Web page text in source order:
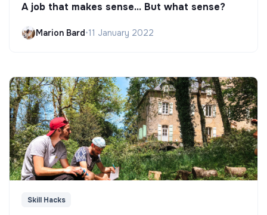
A job that makes sense... But what sense?
Marion Bard•11 January 2022
Skill Hacks